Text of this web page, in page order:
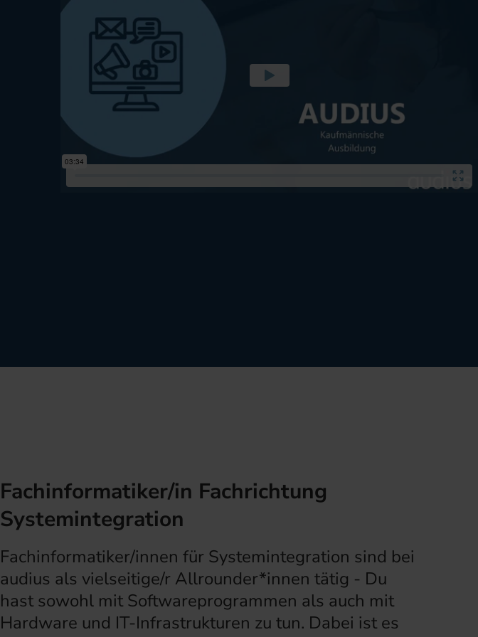
Fachinformatiker/in Fachrichtung
Systemintegration
Fachinformatiker/innen für Systemintegration sind bei
audius als vielseitige/r Allrounder*innen tätig - Du
hast sowohl mit Softwareprogrammen als auch mit
Hardware und IT-Infrastrukturen zu tun. Dabei ist es